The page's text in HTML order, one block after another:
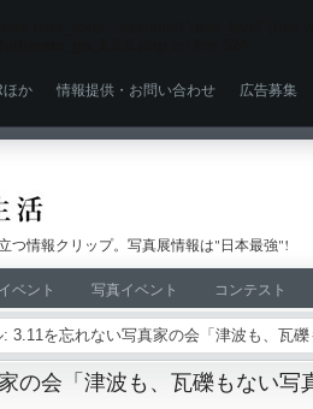
ほか 情報提供・お問い合わせ 広告募集
つ情報クリップ。写真展情報は"日本最強"!
ベント 写真イベント コンテスト
3.11を忘れない写真家の会「津波も、瓦
の会「津波も、瓦礫もない